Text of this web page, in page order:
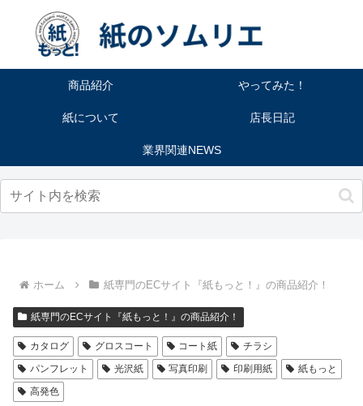
商品紹介 やってみた！
紙について 店長日記
業界関連NEWS
ホーム 紙専門のECサイト『紙もっと！』の商品紹介！
紙専門のECサイト『紙もっと！』の商品紹介！
カタログ グロスコート コート紙
チラシ
パンフレット
光沢紙 写真印刷 印刷用紙
紙もっと
高発色